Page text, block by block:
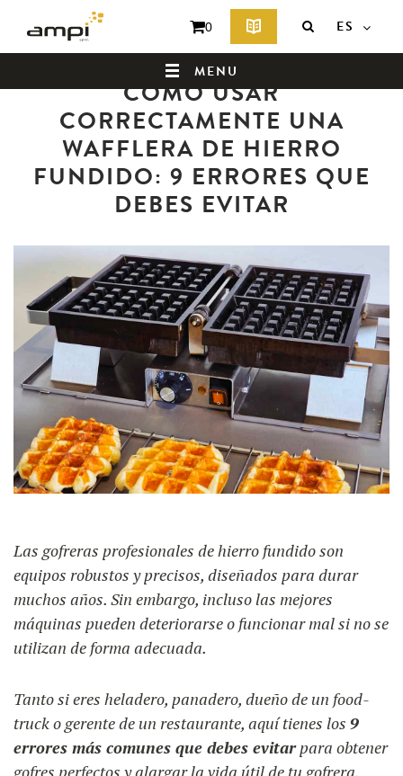
MENU
PÁGINA DE INICIO
¿QUIÉNES SOMOS?
Máquinas de gofres
Ingredientes
Accesorios
UTILIZACIÓN
FORMACIONES
NUESTRO BLOG
CONTACTO EN PRESUPUESTO
0 ES
Volver a la lista de noticias
CÓMO USAR
CORRECTAMENTE UNA
WAFFLERA DE HIERRO
FUNDIDO: 9 ERRORES QUE
DEBES EVITAR
Las gofreras profesionales de hierro fundido son
equipos robustos y precisos, diseñados para durar
muchos años. Sin embargo, incluso las mejores
máquinas pueden deteriorarse o funcionar mal si no se
utilizan de forma adecuada.
Tanto si eres heladero, panadero, dueño de un food-
truck o gerente de un restaurante, aquí tienes los 9
errores más comunes que debes evitarpara obtener
gofres perfectos y alargar la vida útil de tu gofrera.